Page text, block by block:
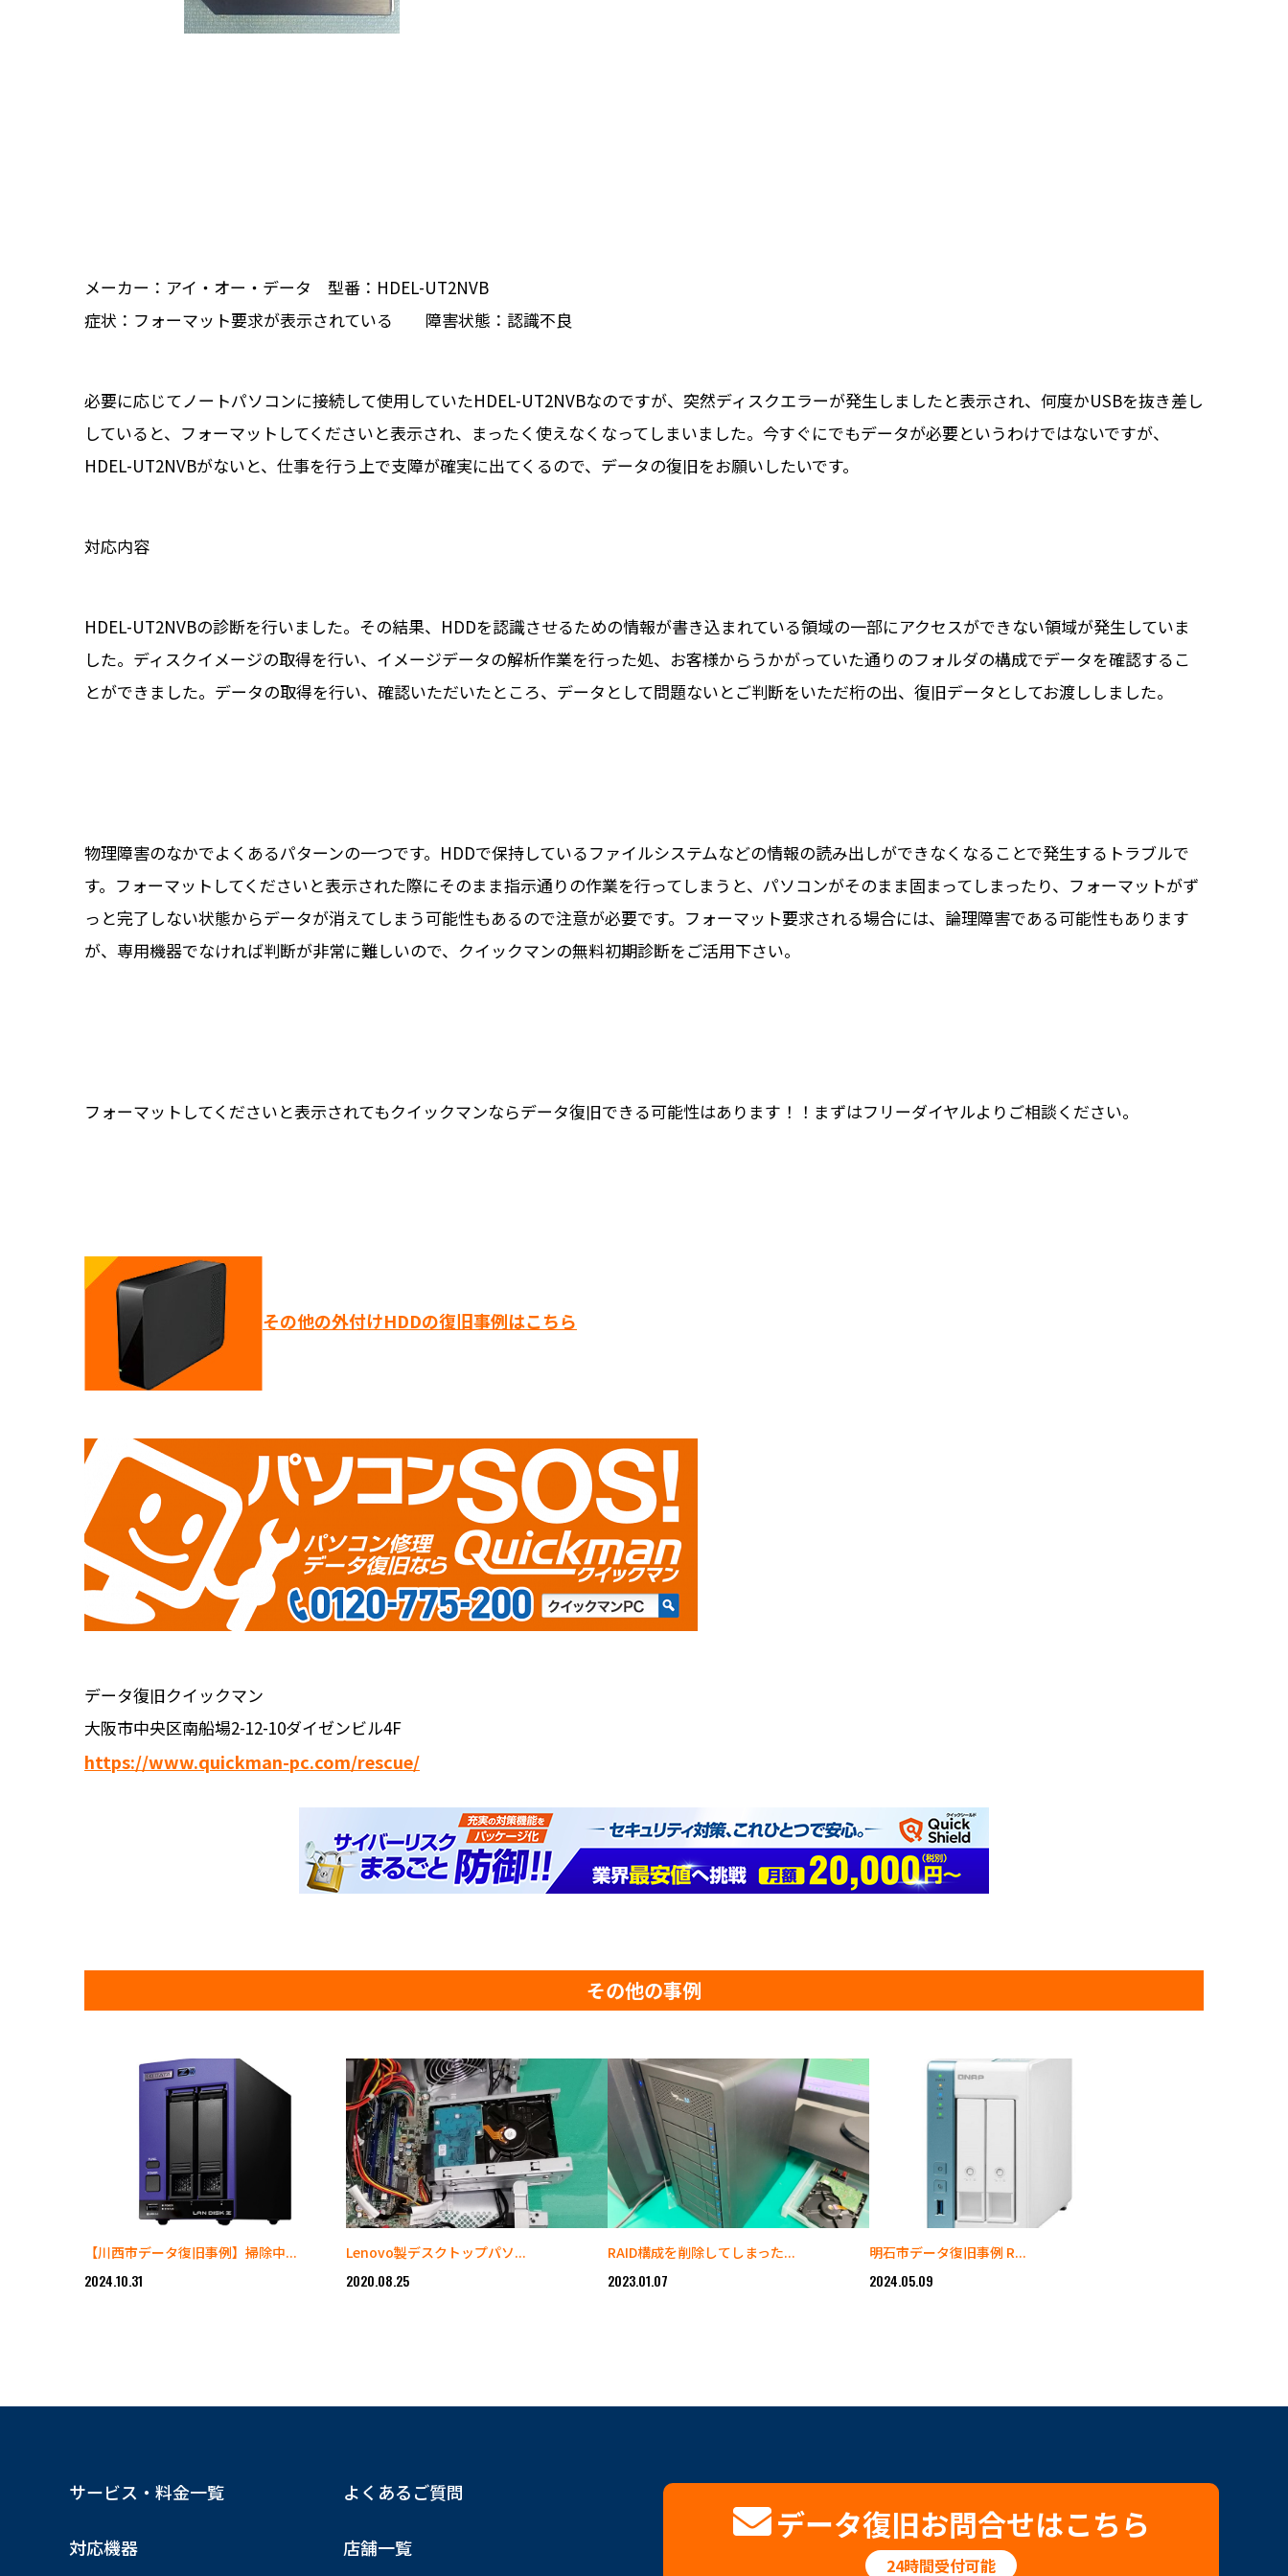
メーカー：アイ・オー・データ 型番：HDEL-UT2NVB
症状：フォーマット要求が表示されている 障害状態：認識不良
必要に応じてノートパソコンに接続して使用していたHDEL-UT2NVBなのですが、突然ディスクエラーが発生しましたと表示され、何度かUSBを抜き差し
していると、フォーマットしてくださいと表示され、まったく使えなくなってしまいました。今すぐにでもデータが必要というわけではないですが、
HDEL-UT2NVBがないと、仕事を行う上で支障が確実に出てくるので、データの復旧をお願いしたいです。
対応内容
HDEL-UT2NVBの診断を行いました。その結果、HDDを認識させるための情報が書き込まれている領域の一部にアクセスができない領域が発生していま
した。ディスクイメージの取得を行い、イメージデータの解析作業を行った処、お客様からうかがっていた通りのフォルダの構成でデータを確認するこ
とができました。データの取得を行い、確認いただいたところ、データとして問題ないとご判断をいただ桁の出、復旧データとしてお渡ししました。
物理障害のなかでよくあるパターンの一つです。HDDで保持しているファイルシステムなどの情報の読み出しができなくなることで発生するトラブルで
す。フォーマットしてくださいと表示された際にそのまま指示通りの作業を行ってしまうと、パソコンがそのまま固まってしまったり、フォーマットがず
っと完了しない状態からデータが消えてしまう可能性もあるので注意が必要です。フォーマット要求される場合には、論理障害である可能性もあります
が、専用機器でなければ判断が非常に難しいので、クイックマンの無料初期診断をご活用下さい。
フォーマットしてくださいと表示されてもクイックマンならデータ復旧できる可能性はあります！！まずはフリーダイヤルよりご相談ください。
その他の外付けHDDの復旧事例はこちら
データ復旧クイックマン
大阪市中央区南船場2-12-10ダイゼンビル4F
https://www.quickman-pc.com/rescue/
その他の事例
【川西市データ復旧事例】掃除中...
2024.10.31
Lenovo製デスクトップパソ...
2020.08.25
RAID構成を削除してしまった...
2023.01.07
明石市データ復旧事例 R...
2024.05.09
サービス・料金一覧
対応機器
よくあるご質問
店舗一覧
データ復旧お問合せはこちら
24時間受付可能